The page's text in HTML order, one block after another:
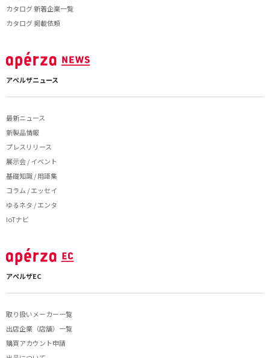
カタログ 新着企業一覧
カタログ 掲載依頼
アペルザニュース
最新ニュース
新製品情報
プレスリリース
展示会 / イベント
基礎知識 / 用語集
コラム / エッセイ
ゆるネタ / エンタ
IoTナビ
アペルザEC
取り扱いメーカー一覧
出店企業（店舗）一覧
購買アカウント申請